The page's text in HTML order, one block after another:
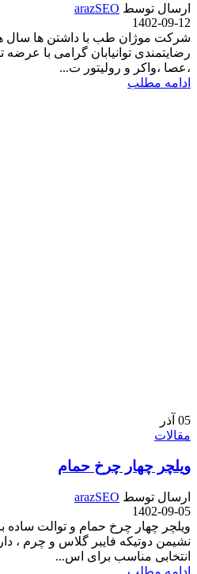
ارسال توسط arazSEO
1402-09-12
شرکت موژان طب با داشتن ها سال
رضایتمندی توانیابان گرامی با عرضه
،عصا ،واکر و رولیتور ت...
ادامه مطلب
05 آذر
مقالات
ویلچر چهار چرخ حمام
ارسال توسط arazSEO
1402-09-05
ویلچر چهار چرخ حمام و توالت
نشیمن دوتیکه فایبر گلاس و چرم ،
انتخابی مناسب برای اس...